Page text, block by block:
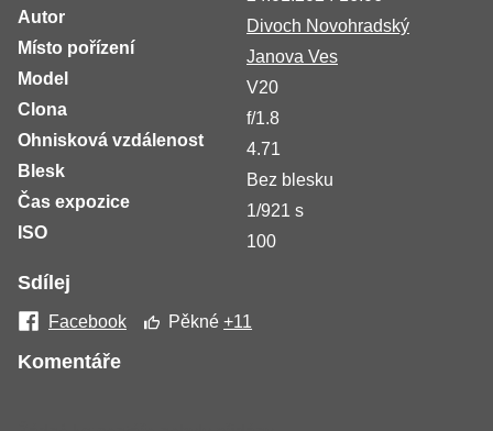
Autor
Divoch Novohradský
Místo pořízení
Janova Ves
Model
V20
Clona
f/1.8
Ohnisková vzdálenost
4.71
Blesk
Bez blesku
Čas expozice
1/921 s
ISO
100
Sdílej
Facebook Pěkné+11
Komentáře